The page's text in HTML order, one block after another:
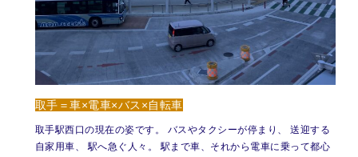
取手＝車×電車×バス×自転車
取手駅西口の現在の姿です。 バスやタクシーが停まり、 送迎する
自家用車、 駅へ急ぐ人々。 駅まで車、それから電車に乗って都心